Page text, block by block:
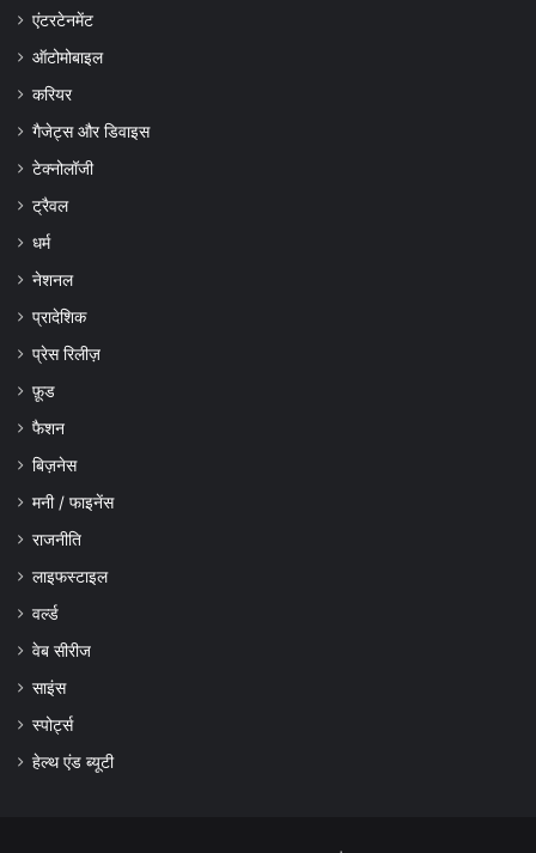
एंटरटेनमेंट
ऑटोमोबाइल
करियर
गैजेट्स और डिवाइस
टेक्नोलॉजी
ट्रैवल
धर्म
नेशनल
प्रादेशिक
प्रेस रिलीज़
फ़ूड
फैशन
बिज़नेस
मनी / फाइनेंस
राजनीति
लाइफस्टाइल
वर्ल्ड
वेब सीरीज
साइंस
स्पोर्ट्स
हेल्थ एंड ब्यूटी